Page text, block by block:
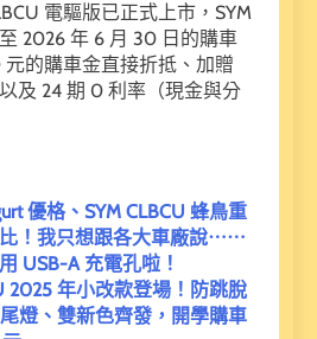
電驅版已正式上市，SYM
2026 年 6 月 30 日的購車
的購車金直接折抵、加贈
及 24 期 0 利率（現金與分
優格、SYM CLBCU 蜂鳥重
！我只想跟各大車廠說⋯⋯
USB-A 充電孔啦！
2025 年小改款登場！防跳脫
燈、雙新色齊發，開學購車